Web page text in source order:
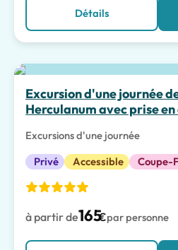
Détails
Meilleur choix
Excursion d'une journée
Herculanum avec prise
Excursions d'une journée
Privé
Accessible Coupe-
à partir de165€par personne